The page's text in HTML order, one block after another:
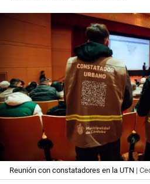
Reunión con constatadores en la UTN |